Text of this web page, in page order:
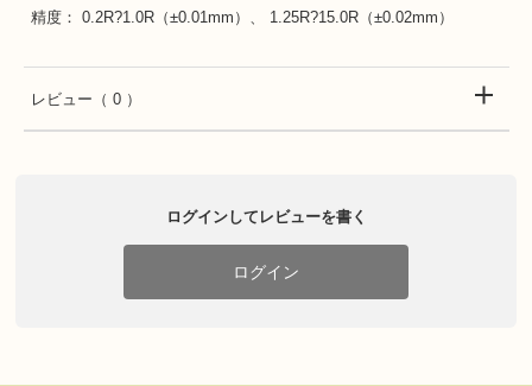
精度： 0.2R?1.0R（±0.01mm）、 1.25R?15.0R（±0.02mm）
レビュー （ 0 ）
ログインしてレビューを書く
ログイン